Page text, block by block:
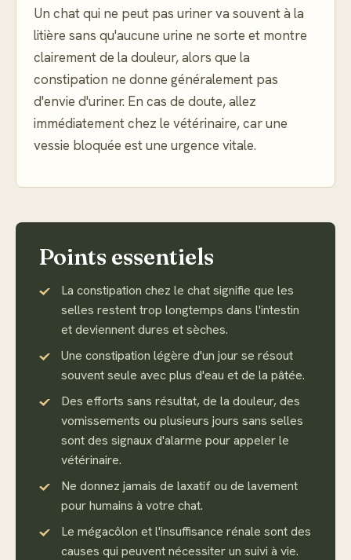
Un chat qui ne peut pas uriner va souvent à la
litière sans qu'aucune urine ne sorte et montre
clairement de la douleur, alors que la
constipation ne donne généralement pas
d'envie d'uriner. En cas de doute, allez
immédiatement chez le vétérinaire, car une
vessie bloquée est une urgence vitale.
Points essentiels
La constipation chez le chat signifie que les
selles restent trop longtemps dans l'intestin
et deviennent dures et sèches.
Une constipation légère d'un jour se résout
souvent seule avec plus d'eau et de la pâtée.
Des efforts sans résultat, de la douleur, des
vomissements ou plusieurs jours sans selles
sont des signaux d'alarme pour appeler le
vétérinaire.
Ne donnez jamais de laxatif ou de lavement
pour humains à votre chat.
Le mégacôlon et l'insuffisance rénale sont des
causes qui peuvent nécessiter un suivi à vie.